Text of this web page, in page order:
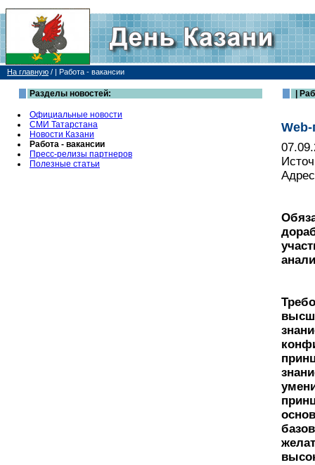
На главную / | Работа - вакансии
Разделы новостей:
Официальные новости
СМИ Татарстана
Новости Казани
Работа - вакансии
Пресс-релизы партнеров
Полезные статьи
|